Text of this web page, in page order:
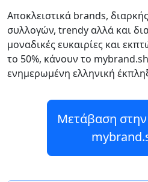
Αποκλειστικά brands,
συλλογών, trendy αλλά και
μοναδικές ευκαιρίες και
το 50%, κάνουν το
ενημερωμένη ελληνική
Μετάβαση στην